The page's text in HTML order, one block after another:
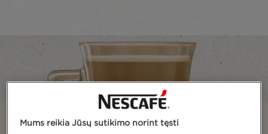
Latė
Mums reikia Jūsų sutikimo norint tęsti